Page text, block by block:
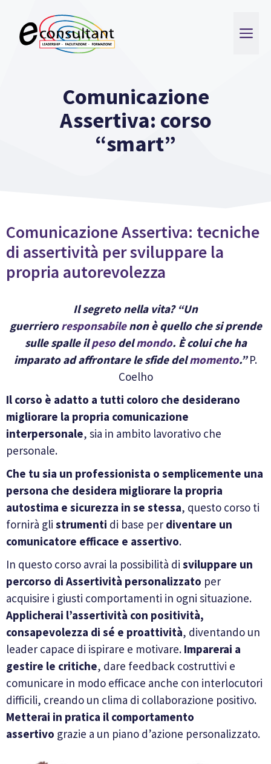
contenuto
Comunicazione
Assertiva: corso
“smart”
Comunicazione Assertiva: tecniche
di assertività per sviluppare la
propria autorevolezza
Il segreto nella vita? “Un
guerrieroresponsabilenon è quello che si prende
sulle spalle ilpesodelmondo. È colui che ha
imparato ad affrontare le sfide delmomento.”P.
Coelho
Il corso è adatto a tutti coloro che desiderano
migliorare la propria comunicazione
interpersonale, sia in ambito lavorativo che
personale.
Che tu sia un professionista o semplicemente una
persona che desidera migliorare la propria
autostima e sicurezza in se stessa, questo corso ti
fornirà gli strumenti di base per diventare un
comunicatore efficace e assertivo.
In questo corso avrai la possibilità di sviluppare un
percorso di Assertività personalizzato per
acquisire i giusti comportamenti in ogni situazione.
Applicherai l’assertività con positività,
consapevolezza di sé e proattività, diventando un
leader capace di ispirare e motivare. Imparerai a
gestire le critiche, dare feedback costruttivi e
comunicare in modo efficace anche con interlocutori
difficili, creando un clima di collaborazione positivo.
Metterai in pratica il comportamento
assertivo grazie a un piano d’azione personalizzato.